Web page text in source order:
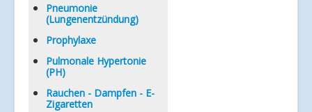
Pneumonie
(Lungenentzündung)
Prophylaxe
Pulmonale Hypertonie
(PH)
Rauchen - Dampfen - E-
Zigaretten